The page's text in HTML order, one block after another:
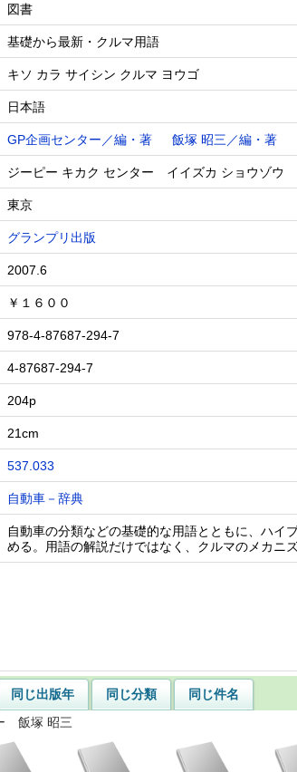
図書
基礎から最新・クルマ用語
キソ カラ サイシン クルマ ヨウゴ
日本語
GP企画センター／編・著 飯塚 昭三／編・著
ジーピー キカク センター イイズカ ショウゾウ
東京
グランプリ出版
2007.6
￥１６００
978-4-87687-294-7
4-87687-294-7
204p
21cm
537.033
自動車－辞典
自動車の分類などの基礎的な用語とともに、ハイ
める。用語の解説だけではなく、クルマのメカニ
同じ出版年 同じ分類
同じ件名
飯塚 昭三